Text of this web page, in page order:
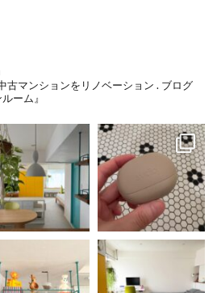
古マンションをリノベーション . ブログ
ーム』